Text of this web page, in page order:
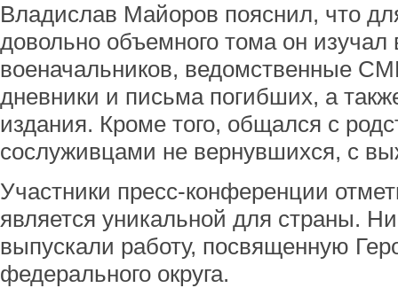
Владислав Майоров пояснил, что
довольно объемного тома он
военачальников, ведомственные
дневники и письма погибших, а
издания. Кроме того, общался с
сослуживцами не вернувшихся, с
Участники пресс-конференции
является уникальной для страны.
выпускали работу, посвященную
федерального округа.